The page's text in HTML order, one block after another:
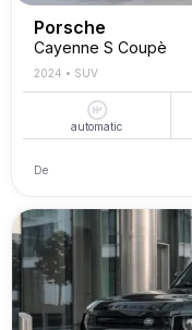
Porsche
Cayenne S Coupè
2024 • SUV
automatic
De